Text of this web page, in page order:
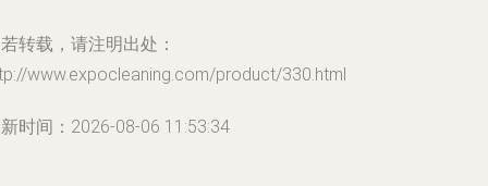
转载，请注明出处：
www.expocleaning.com/product/330.html
时间：2026-08-06 11:53:34